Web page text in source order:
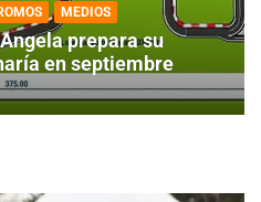
MEDIOS
prepara su
en septiembre